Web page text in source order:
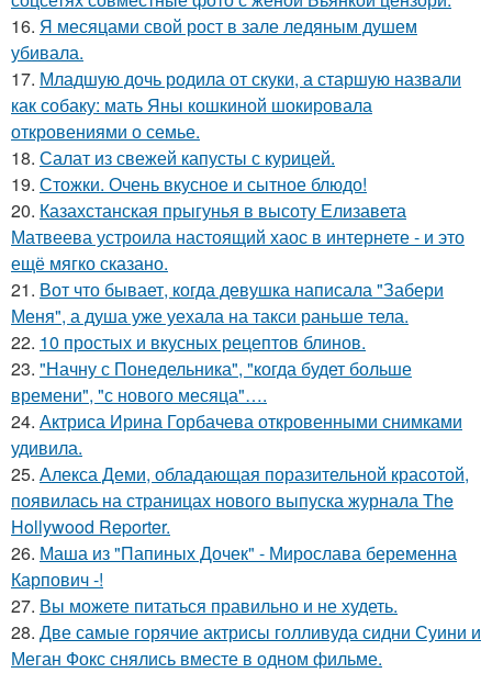
16. Я месяцами свой рост в зале ледяным душем
убивала.
17. Младшую дочь родила от скуки, а старшую назвали
как собаку: мать Яны кошкиной шокировала
откровениями о семье.
18. Салат из свежей капусты с курицей.
19. Стожки. Очень вкусное и сытное блюдо!
20. Казахстанская прыгунья в высоту Елизавета
Матвеева устроила настоящий хаос в интернете - и это
ещё мягко сказано.
21. Вот что бывает, когда девушка написала "Забери
Меня", а душа уже уехала на такси раньше тела.
22. 10 простых и вкусных рецептов блинов.
23. "Начну с Понедельника", "когда будет больше
времени", "с нового месяца"….
24. Актриса Ирина Горбачева откровенными снимками
удивила.
25. Алекса Деми, обладающая поразительной красотой,
появилась на страницах нового выпуска журнала The
Hollywood Reporter.
26. Маша из "Папиных Дочек" - Мирослава беременна
Карпович -!
27. Вы можете питаться правильно и не худеть.
28. Две самые горячие актрисы голливуда сидни Суини и
Меган Фокс снялись вместе в одном фильме.